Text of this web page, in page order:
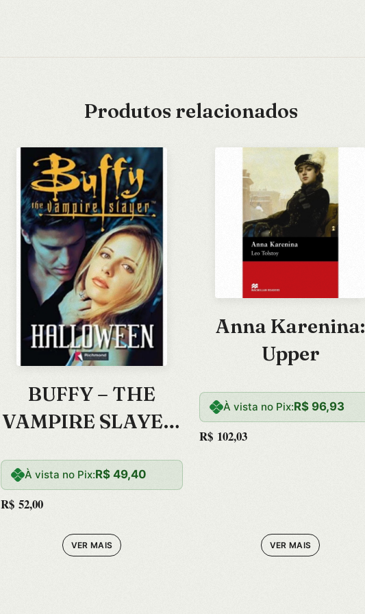
Produtos relacionados
BUFFY – THE
VAMPIRE SLAYER:
À vista no Pix:R$ 49,40
R$ 52,00
VER MAIS
Anna Karenina:
Upper
À vista no Pix:R$ 96,93
R$ 102,03
VER MAIS